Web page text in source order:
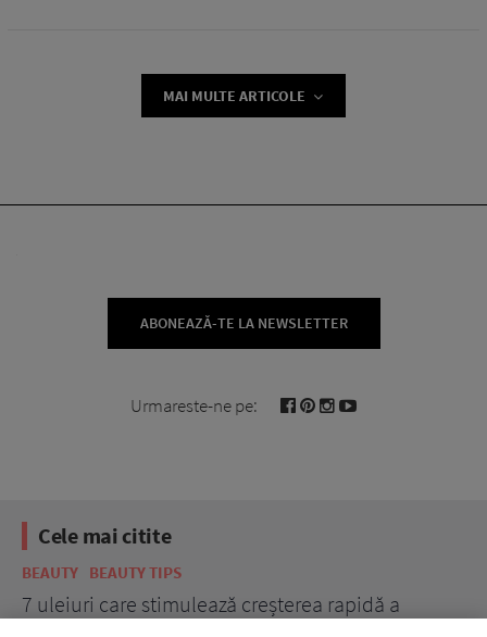
MAI MULTE ARTICOLE
ABONEAZĂ-TE LA NEWSLETTER
Urmareste-ne pe:
Cele mai citite
BEAUTY BEAUTY TIPS
7 uleiuri care stimulează creșterea rapidă a